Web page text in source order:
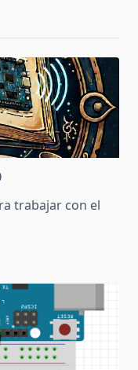
trabajar con el